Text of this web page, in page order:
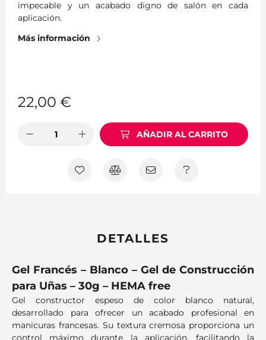
impecable y un acabado digno de salón en cada
aplicación.
Más información
22,00 €
AÑADIR AL CARRITO
DETALLES
Gel Francés – Blanco – Gel de Construcción
para Uñas – 30g – HEMA free
Gel constructor espeso de color blanco natural,
desarrollado para ofrecer un acabado profesional en
manicuras francesas. Su textura cremosa proporciona un
control máximo durante la aplicación, facilitando la